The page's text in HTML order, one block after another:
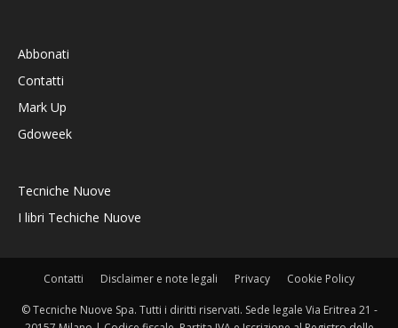
Abbonati
Contatti
Mark Up
Gdoweek
Tecniche Nuove
I libri Techiche Nuove
Contatti Disclaimer e note legali Privacy Cookie Policy
© Tecniche Nuove Spa. Tutti i diritti riservati. Sede legale Via Eritrea 21 -